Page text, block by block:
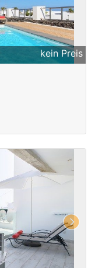
kein Preis